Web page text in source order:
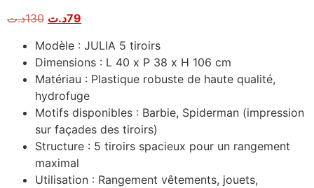
130د.ت 79د.ت
Modèle : JULIA 5 tiroirs
Dimensions : L 40 x P 38 x H 106 cm
Matériau : Plastique robuste de haute qualité,
hydrofuge
Motifs disponibles : Barbie, Spiderman (impression
sur façades des tiroirs)
Structure : 5 tiroirs spacieux pour un rangement
maximal
Utilisation : Rangement vêtements, jouets,